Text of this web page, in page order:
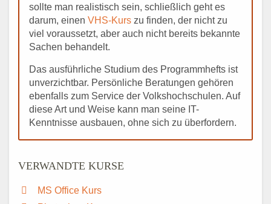
sollte man realistisch sein, schließlich geht es
darum, einen VHS-Kurs zu finden, der nicht zu
viel voraussetzt, aber auch nicht bereits bekannte
Sachen behandelt.
Das ausführliche Studium des Programmhefts ist
unverzichtbar. Persönliche Beratungen gehören
ebenfalls zum Service der Volkshochschulen. Auf
diese Art und Weise kann man seine IT-
Kenntnisse ausbauen, ohne sich zu überfordern.
VERWANDTE KURSE
MS Office Kurs